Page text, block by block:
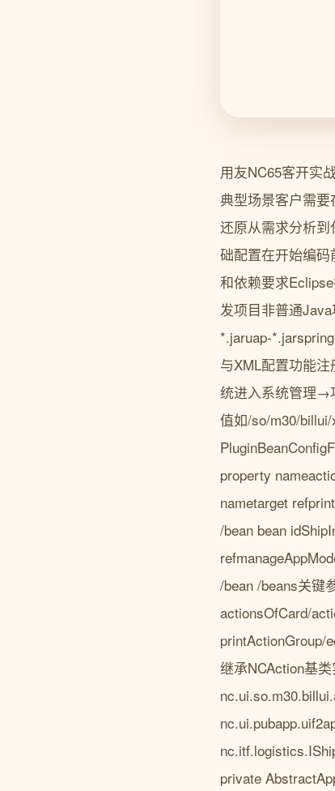
用友NC65客开实
典型场景客户需
还原从需求分析
础配置在开始编
和依赖要求
发项目非普通
*.jaruap-
与XML配置功能
统进入系统管理→
值如/so/m30/
property
nametarget
/bean bean
/bean /beans关键
actionsOfCard/
printActionGroup/
继承NCAction基
private